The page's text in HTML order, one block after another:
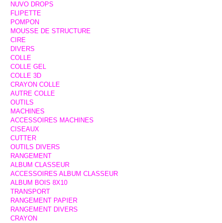
NUVO DROPS
FLIPETTE
POMPON
MOUSSE DE STRUCTURE
CIRE
DIVERS
COLLE
COLLE GEL
COLLE 3D
CRAYON COLLE
AUTRE COLLE
OUTILS
MACHINES
ACCESSOIRES MACHINES
CISEAUX
CUTTER
OUTILS DIVERS
RANGEMENT
ALBUM CLASSEUR
ACCESSOIRES ALBUM CLASSEUR
ALBUM BOIS 8X10
TRANSPORT
RANGEMENT PAPIER
RANGEMENT DIVERS
CRAYON